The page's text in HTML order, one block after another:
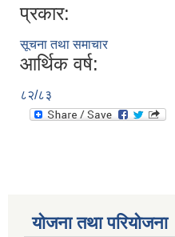
प्रकार:
सूचना तथा समाचार
आर्थिक वर्ष:
८२/८३
योजना तथा परियोजना